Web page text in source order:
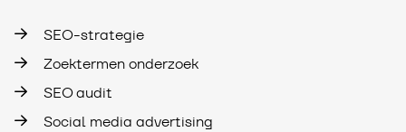
SEO-strategie
Zoektermen onderzoek
SEO audit
Social media advertising